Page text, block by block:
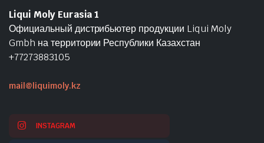
Liqui Moly Eurasia 1
Официальный дистрибьютер продукции Liqui Moly
Gmbh на территории Республики Казахстан
+77273883105
mail@liquimoly.kz
INSTAGRAM